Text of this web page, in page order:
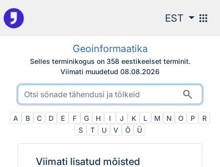
Otsingu juurde
EST apps
Geoinformaatika
Selles terminikogus on 358 eestikeelset terminit.
Viimati muudetud 08.08.2026
search
A B C D E F G H I J K L M N O P
R
S
T U V Õ Ü
Viimati lisatud mõisted